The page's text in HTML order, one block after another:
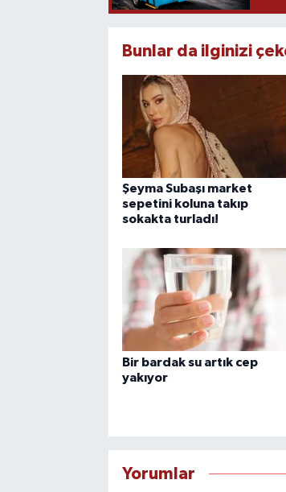
Bunlar da ilginizi
Şeyma Subaşı market
sepetini koluna takıp
sokakta turladı!
Bir bardak su artık cep
yakıyor
Yorumlar